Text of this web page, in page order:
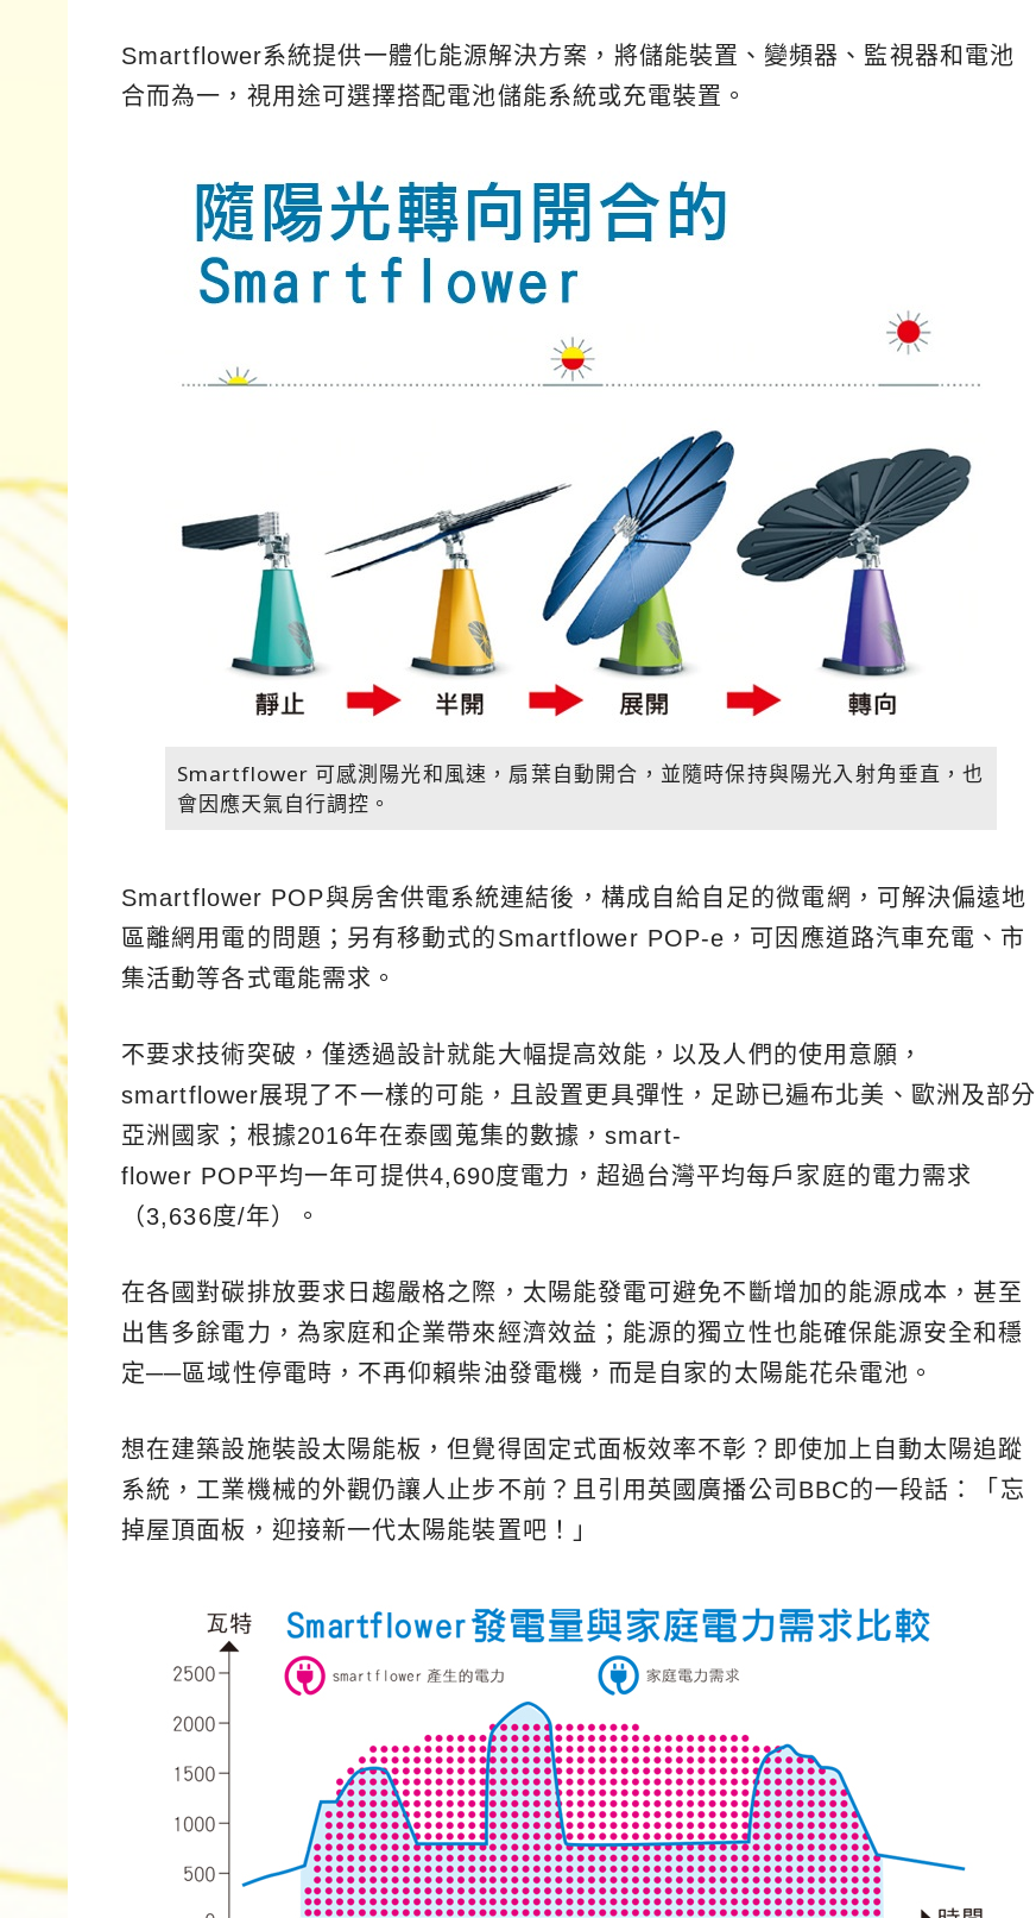
Smartflower系統提供一體化能源解決方案，將儲能裝置、變頻器、監視器和電池
合而為一，視用途可選擇搭配電池儲能系統或充電裝置。
Smartflower 可感測陽光和風速，扇葉自動開合，並隨時保持與陽光入射角垂直，也
會因應天氣自行調控。
Smartflower POP與房舍供電系統連結後，構成自給自足的微電網，可解決偏遠地
區離網用電的問題；另有移動式的Smartflower POP-e，可因應道路汽車充電、市
集活動等各式電能需求。
不要求技術突破，僅透過設計就能大幅提高效能，以及人們的使用意願，
smartflower展現了不一樣的可能，且設置更具彈性，足跡已遍布北美、歐洲及部分
亞洲國家；根據2016年在泰國蒐集的數據，smart-
flower POP平均一年可提供4,690度電力，超過台灣平均每戶家庭的電力需求
（3,636度/年）。
在各國對碳排放要求日趨嚴格之際，太陽能發電可避免不斷增加的能源成本，甚至
出售多餘電力，為家庭和企業帶來經濟效益；能源的獨立性也能確保能源安全和穩
定──區域性停電時，不再仰賴柴油發電機，而是自家的太陽能花朵電池。
想在建築設施裝設太陽能板，但覺得固定式面板效率不彰？即使加上自動太陽追蹤
系統，工業機械的外觀仍讓人止步不前？且引用英國廣播公司BBC的一段話：「忘
掉屋頂面板，迎接新一代太陽能裝置吧！」